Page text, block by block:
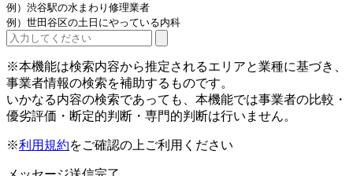
例）渋谷駅の水まわり修理業者
例）世田谷区の土日にやっている内科
※本機能は検索内容から推定されるエリアと業種に基づき、
事業者情報の検索を補助するものです。
いかなる内容の検索であっても、本機能では事業者の比較・
優劣評価・断定的判断・専門的判断は行いません。
※利用規約をご確認の上ご利用ください